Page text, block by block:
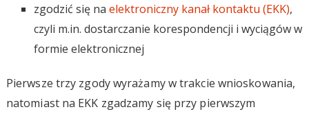
zgodzić się na elektroniczny kanał kontaktu (EKK),
czyli m.in. dostarczanie korespondencji i wyciągów w
formie elektronicznej
Pierwsze trzy zgody wyrażamy w trakcie wnioskowania,
natomiast na EKK zgadzamy się przy pierwszym